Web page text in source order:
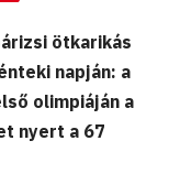
ötkarikás
napján: a
olimpiáján a
nyert a 67